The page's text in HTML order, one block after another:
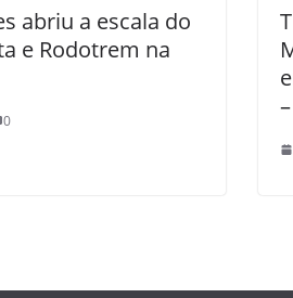
abriu a escala do
e Rodotrem na
0